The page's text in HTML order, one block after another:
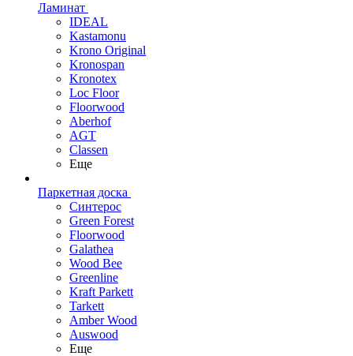
Ламинат
IDEAL
Kastamonu
Krono Original
Kronospan
Kronotex
Loc Floor
Floorwood
Aberhof
AGT
Classen
Еще
Паркетная доска
Синтерос
Green Forest
Floorwood
Galathea
Wood Bee
Greenline
Kraft Parkett
Tarkett
Amber Wood
Auswood
Еще